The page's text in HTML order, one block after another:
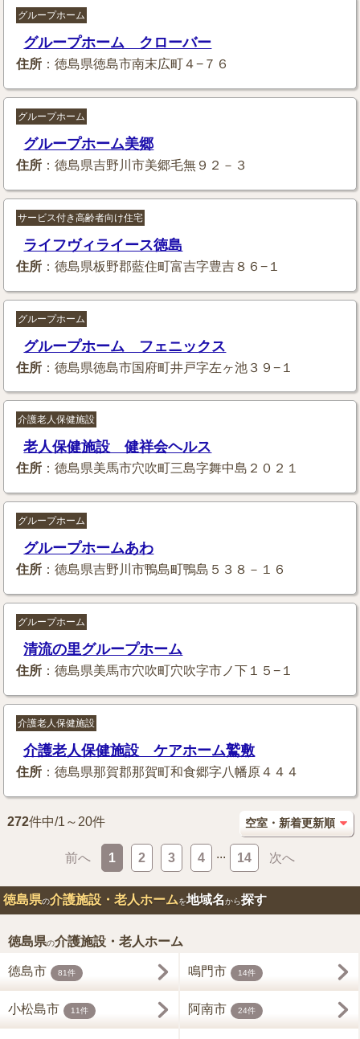
グループホーム
グループホーム クローバー
住所 ：徳島県徳島市南末広町４−７６
グループホーム
グループホーム美郷
住所 ：徳島県吉野川市美郷毛無９２－３
サービス付き高齢者向け住宅
ライフヴィライース徳島
住所 ：徳島県板野郡藍住町富吉字豊吉８６−１
グループホーム
グループホーム フェニックス
住所 ：徳島県徳島市国府町井戸字左ヶ池３９−１
介護老人保健施設
老人保健施設 健祥会ヘルス
住所 ：徳島県美馬市穴吹町三島字舞中島２０２１
グループホーム
グループホームあわ
住所 ：徳島県吉野川市鴨島町鴨島５３８－１６
グループホーム
清流の里グループホーム
住所 ：徳島県美馬市穴吹町穴吹字市ノ下１５−１
介護老人保健施設
介護老人保健施設 ケアホーム鷲敷
住所 ：徳島県那賀郡那賀町和食郷字八幡原４４４
272件中/1～20件
前へ 1 2 3 4 ... 14 次へ
徳島県の介護施設・老人ホームを地域名から探す
徳島県の介護施設・老人ホーム
徳島市 81件 鳴門市 14件
小松島市 11件 阿南市 24件